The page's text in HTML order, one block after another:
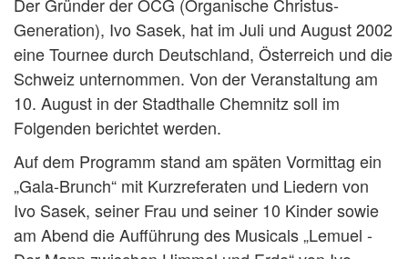
Generation), Ivo Sasek, hat im Juli und August 2002
eine Tournee durch Deutschland, Österreich und die
Schweiz unternommen. Von der Veranstaltung am
10. August in der Stadthalle Chemnitz soll im
Folgenden berichtet werden.
Auf dem Programm stand am späten Vormittag ein
„Gala-Brunch“ mit Kurzreferaten und Liedern von
Ivo Sasek, seiner Frau und seiner 10 Kinder sowie
am Abend die Aufführung des Musicals „Lemuel -